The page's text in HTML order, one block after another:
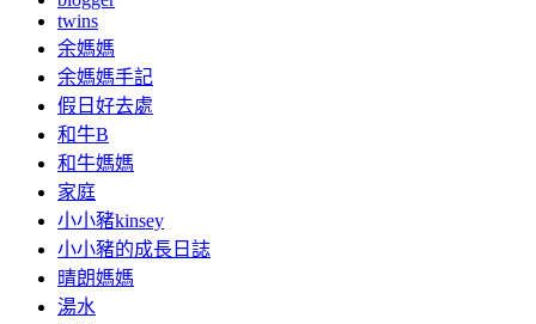
twins
余媽媽
余媽媽手記
假日好去處
和牛B
和牛媽媽
家庭
小小豬kinsey
小小豬的成長日誌
晴朗媽媽
湯水